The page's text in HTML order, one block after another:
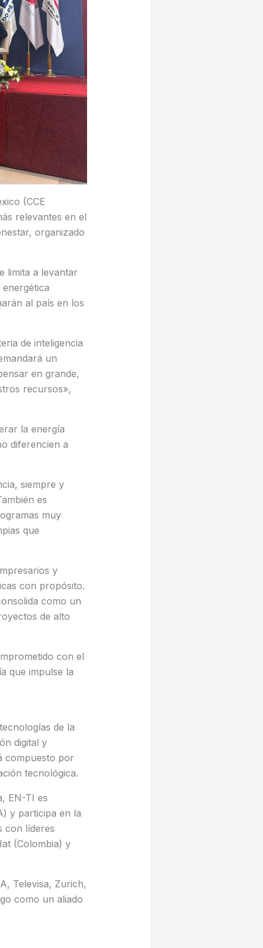
(CCE
relevantes en el
organizado
limita a levantar
al país en los
de inteligencia
un
en grande,
recursos»,
la energía
diferencien a
siempre y
es
muy
que
y
con propósito.
como un
de alto
con el
que impulse la
de la
digital y
compuesto por
tecnológica.
EN-TI es
y participa en la
con líderes
(Colombia) y
Televisa, Zurich,
como un aliado